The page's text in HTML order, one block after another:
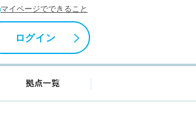
マイページでできること
ログイン
ャリアアドバイザー紹介 拠点一覧